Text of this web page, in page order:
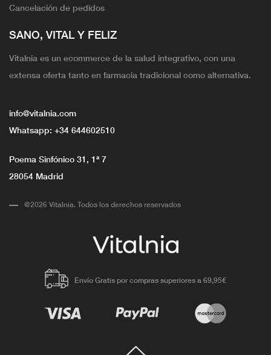
Cancelación de pedidos
SANO, VITAL Y FELIZ
Vitalnia es un ecommerce de la salud integrativo, con una
extensa oferta tanto en farmacia tradicional como alternativa.
info@vitalnia.com
Whatsapp: +34 644602510
Poema Sinfónico 31, 1ª 7
28054 Madrid
@2026 Vitalnia. Todos los derechos reservados
Envío Gratis por compras superiores a 69,95€